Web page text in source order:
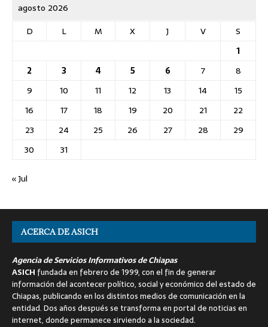
agosto 2026
D
L M X J V
S
1
2
3 4 5 6 7
8
9
10 11 12 13 14
15
16
17 18 19 20 21
22
23
24 25 26 27 28
29
30
31
« Jul
ACERCA DE ASICH
Agencia de Servicios Informativos de Chiapas
ASICH fundada en febrero de 1999, con el fin de generar
información del acontecer político, social y económico del estado de
Chiapas, publicando en los distintos medios de comunicación en la
entidad. Dos años después se transforma en portal de noticias en
internet, donde permanece sirviendo a la sociedad.